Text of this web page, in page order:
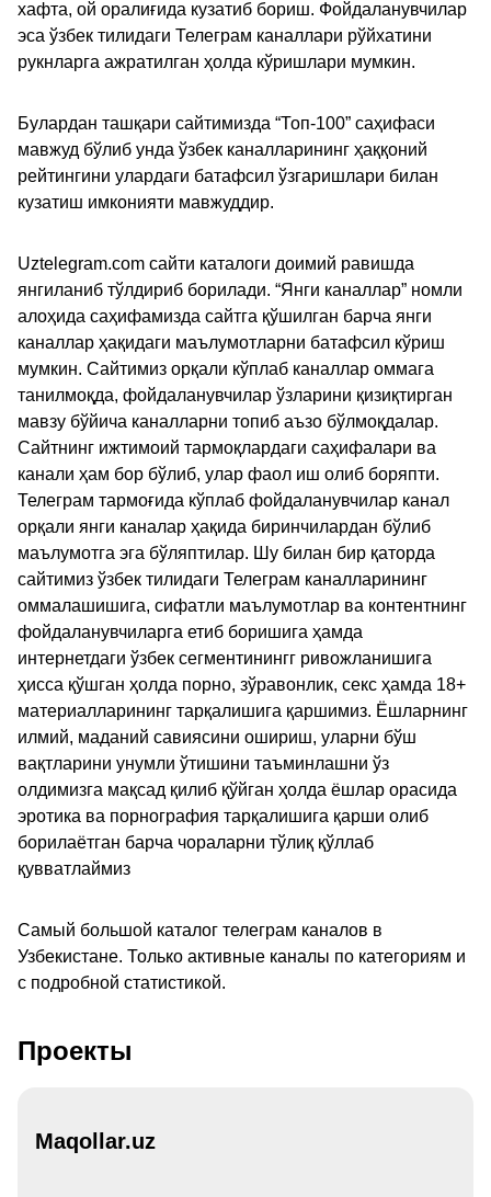
хафта, ой оралиғида кузатиб бориш. Фойдаланувчилар
эса ўзбек тилидаги Телеграм каналлари рўйхатини
рукнларга ажратилган ҳолда кўришлари мумкин.
Булардан ташқари сайтимизда “Топ-100” саҳифаси
мавжуд бўлиб унда ўзбек каналларининг ҳаққоний
рейтингини улардаги батафсил ўзгаришлари билан
кузатиш имконияти мавжуддир.
Uztelegram.com сайти каталоги доимий равишда
янгиланиб тўлдириб борилади. “Янги каналлар” номли
алоҳида саҳифамизда сайтга қўшилган барча янги
каналлар ҳақидаги маълумотларни батафсил кўриш
мумкин. Сайтимиз орқали кўплаб каналлар оммага
танилмоқда, фойдаланувчилар ўзларини қизиқтирган
мавзу бўйича каналларни топиб аъзо бўлмоқдалар.
Сайтнинг ижтимоий тармоқлардаги саҳифалари ва
канали ҳам бор бўлиб, улар фаол иш олиб боряпти.
Телеграм тармоғида кўплаб фойдаланувчилар канал
орқали янги каналар ҳақида биринчилардан бўлиб
маълумотга эга бўляптилар. Шу билан бир қаторда
сайтимиз ўзбек тилидаги Телеграм каналларининг
оммалашишига, сифатли маълумотлар ва контентнинг
фойдаланувчиларга етиб боришига ҳамда
интернетдаги ўзбек сегментинингг ривожланишига
ҳисса қўшган ҳолда порно, зўравонлик, секс ҳамда 18+
материалларининг тарқалишига қаршимиз. Ёшларнинг
илмий, маданий савиясини ошириш, уларни бўш
вақтларини унумли ўтишини таъминлашни ўз
олдимизга мақсад қилиб қўйган ҳолда ёшлар орасида
эротика ва порнография тарқалишига қарши олиб
борилаётган барча чораларни тўлиқ қўллаб
қувватлаймиз
Самый большой каталог телеграм каналов в
Узбекистане. Только активные каналы по категориям и
с подробной статистикой.
Проекты
Maqollar.uz